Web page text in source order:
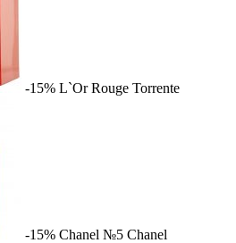
-15% L`Or Rouge Torrente
-15% Chanel №5 Chanel